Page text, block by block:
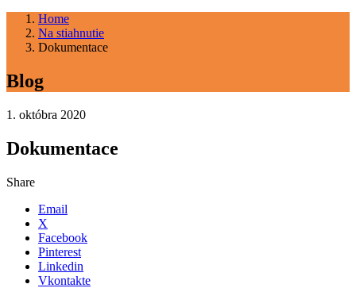
Home
Na stiahnutie
Dokumentace
Blog
1. októbra 2020
Dokumentace
Share
Email
X
Facebook
Pinterest
Linkedin
Vkontakte